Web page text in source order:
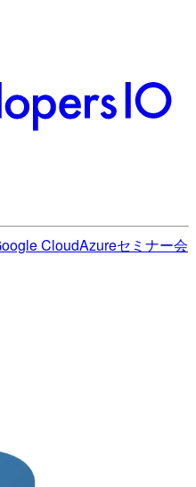
CloudAzureセミナー会